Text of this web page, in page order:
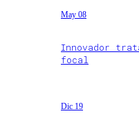
May 08
Innovador
focal
Dic 19